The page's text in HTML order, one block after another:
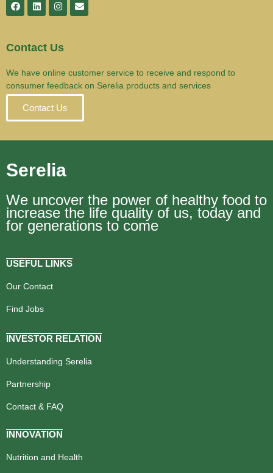
Contact Us
We have online customer service to receive and respond to
consumer feedback on Serelia products and services
Contact Us
Serelia
We uncover the power of healthy food to
increase the life quality of us, today and
for generations to come
USEFUL LINKS
Our Contact
Find Jobs
INVESTOR RELATION
Understanding Serelia
Partnership
Contact & FAQ
INNOVATION
Nutrition and Health